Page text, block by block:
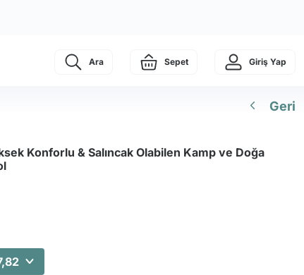
Ara Sepet Giriş Yap
Geri
Konforlu & Salıncak Olabilen Kamp ve Doğa